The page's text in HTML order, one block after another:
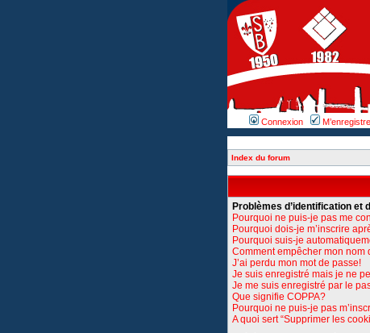
Connexion
Index du forum
Problèmes d’identification et
Pourquoi ne puis-je pas me
Pourquoi dois-je m’inscrire
Pourquoi suis-je
Comment empêcher mon nom
J’ai perdu mon mot de passe!
Je suis enregistré mais je ne
Je me suis enregistré par le
Que signifie COPPA?
Pourquoi ne puis-je pas
A quoi sert “Supprimer les